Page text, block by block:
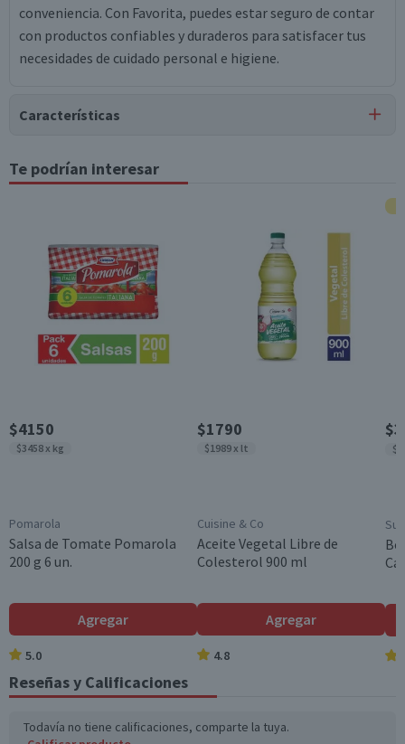
conveniencia. Con Favorita, puedes estar seguro de contar
con productos confiables y duraderos para satisfacer tus
necesidades de cuidado personal e higiene.
Características
Tipo de Producto
Servilletas
Contenido
50 unidades
Garantía Mínima Legal
Válida hasta su fecha de caducidad
Te podrían interesar
$4150
$3458 x kg
Pomarola
Salsa de Tomate Pomarola
200 g 6 un.
Agregar
5.0
$1790
$1989 x lt
Cuisine & Co
Aceite Vegetal Libre de
Colesterol 900 ml
Agregar
4.8
Reseñas y Calificaciones
Todavía no tiene calificaciones, comparte la tuya.